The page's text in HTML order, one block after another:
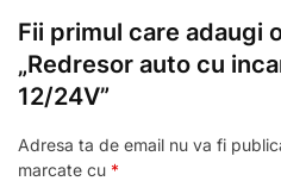
Fii primul care adaugi
„Redresor auto cu
12/24V”
Adresa ta de email nu va fi
marcate cu *